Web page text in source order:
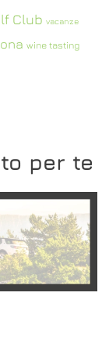
Club vacanze
wine tasting
per te